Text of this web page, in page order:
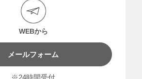
WEBから
メールフォーム